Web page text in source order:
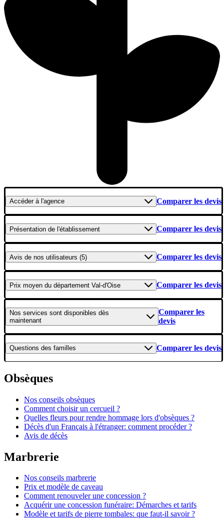
Accéderà l'agence Comparer les devis
Présentation de l'établissement Comparer les devis
Avis de nos utilisateurs (5) Comparer les devis
Prix moyen du département Val-d'Oise Comparer les devis
Nos services sont disponibles dès
maintenant
Comparer les
devis
Questions des familles Comparer les devis
Obsèques
Nos conseils obsèques
Comment choisir un cercueil ?
Quelles fleurs pour rendre hommage lors d'obsèques ?
Décès d'un Français à l'étranger: comment procéder ?
Avis de décès
Marbrerie
Nos conseils marbrerie
Prix et modèle de caveau
Comment renouveler une concession ?
Acquérir une concession funéraire: Démarches et tarifs
Modèle et tarifs de pierre tombales: que faut-il savoir ?